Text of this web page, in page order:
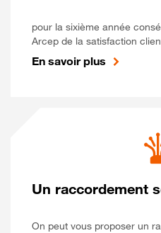
pour la sixième année
Arcep de la satisfaction
En savoir plus
Un raccordement
On peut vous proposer un